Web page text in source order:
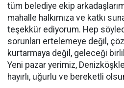
tüm belediye ekip
mahalle halkımıza ve katkı
teşekkür ediyorum. Hep
sorunları ertelemeye değil,
kurtarmaya değil, geleceği
Yeni pazar yerimiz,
hayırlı, uğurlu ve bereketli